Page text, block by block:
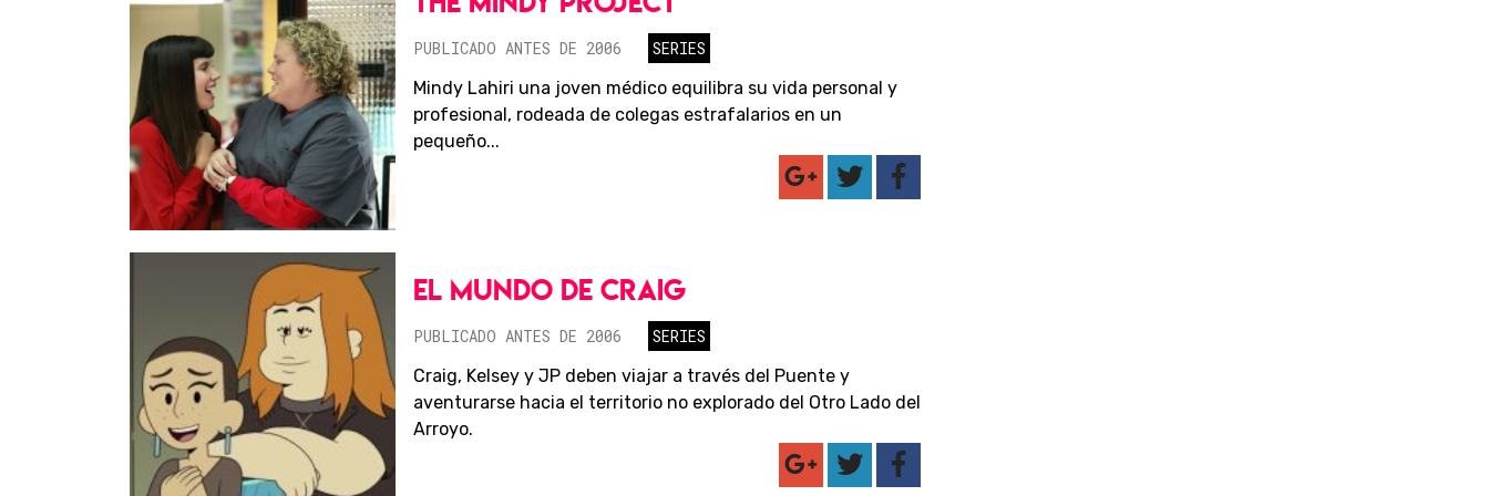
PUBLICADO ANTES DE 2006
SERIES
Mindy Lahiri una joven médico equilibra su vida personal y
profesional, rodeada de colegas estrafalarios en un
pequeño...
EL MUNDO DE CRAIG
PUBLICADO ANTES DE 2006
SERIES
Craig, Kelsey y JP deben viajar a través del Puente y
aventurarse hacia el territorio no explorado del Otro Lado del
Arroyo.